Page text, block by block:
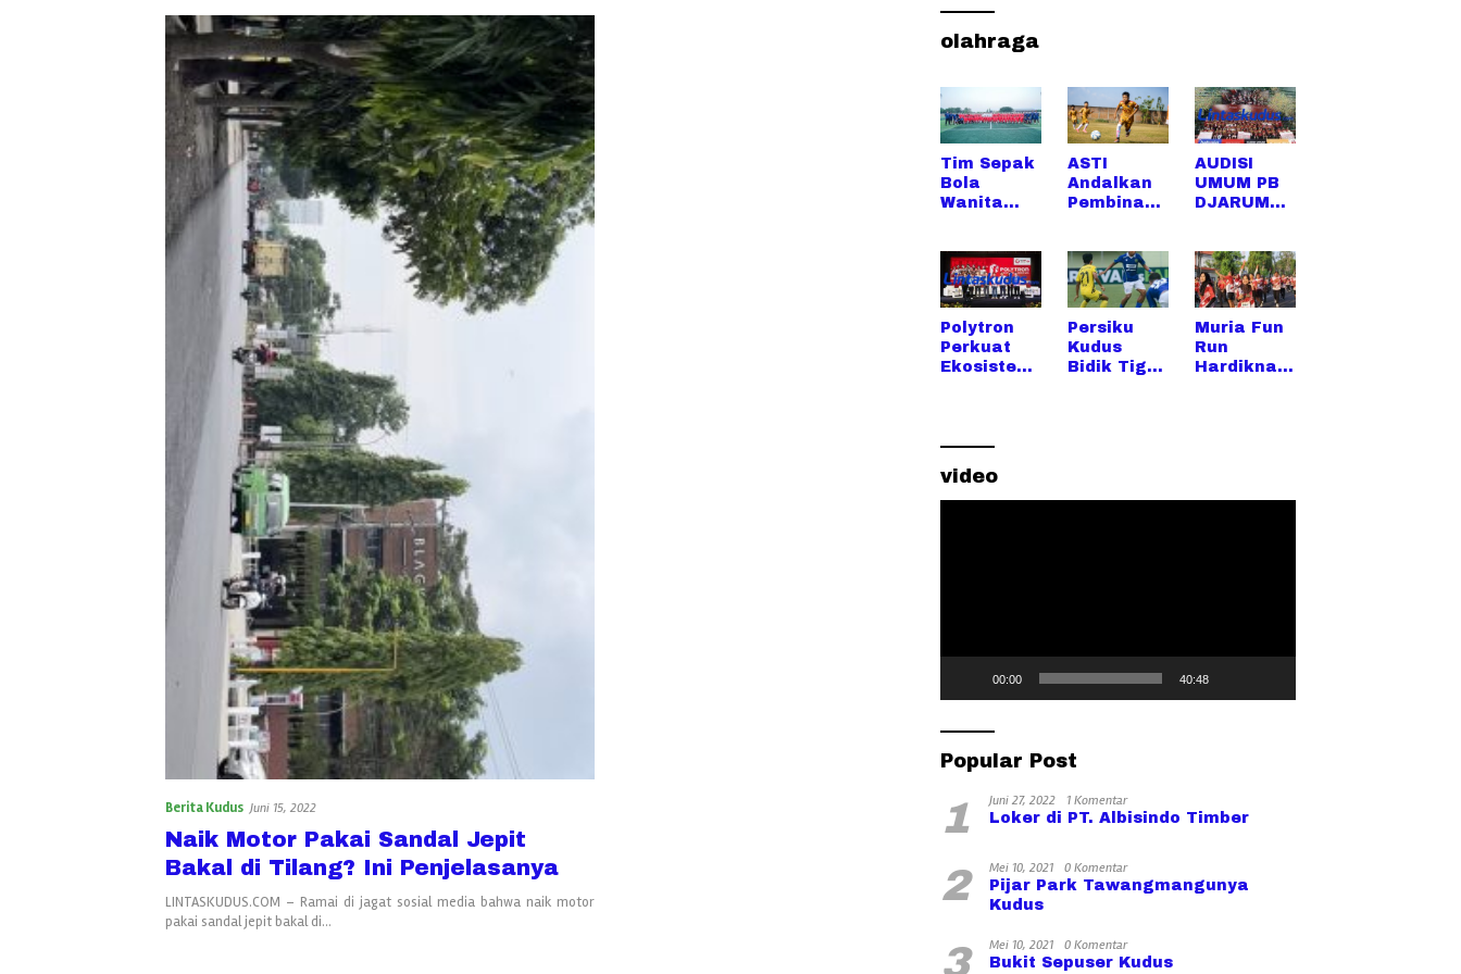
Berita Kudus Juni 15, 2022
Naik Motor Pakai Sandal Jepit
Bakal di Tilang? Ini Penjelasanya
LINTASKUDUS.COM – Ramai di jagat sosial media bahwa naik motor
pakai sandal jepit bakal di…
olahraga
Tim Sepak
Bola
Wanita
Negara
Ikuti
Caffino
Srikandi
Merdeka
Cup di
ASTI
Andalkan
Pembinaan
Siap
Ramaikan
Piala
Soeratin
2026
AUDISI
UMUM PB
DJARUM
HINGGA
SULAWESI,
UPAYA
PENCARIA
N TALENTA
SUPER
Polytron
Perkuat
Ekosistem
Open 2026
Persiku
Kudus
Bidik Tiga
Wergu
Muria Fun
Run
Hardiknas
Hari
video
00:00 40:48
Popular Post
1 Juni 27, 2022
1 Komentar
Loker di PT. Albisindo Timber
2 Mei 10, 2021
0 Komentar
Pijar Park Tawangmangunya
Kudus
3 Mei 10, 2021
0 Komentar
Bukit Sepuser Kudus